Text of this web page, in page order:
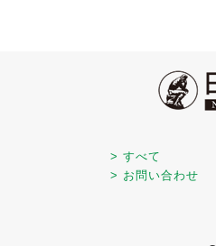
> すべて
> お問い合わせ